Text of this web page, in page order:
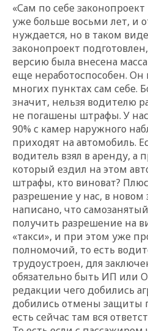
«Сам по себе
уже больше восьми лет, и
нуждается, но в таком
законопроект
версию была внесена
еще неработоспособен. Он
многих пунктах сам себе.
значит, нельзя водителю
не погашены штрафы. У
90% с камер наружного
приходят на автомобиль.
водитель взял в аренду,
который ездил на этом
штрафы, кто виноват?
разрешение у нас, в новом
написано, что
получить разрешение на
«такси», и при этом уже
полномочий, то есть
трудоустроен, для
обязательно быть ИП или
редакции чего добились
добились отмены защиты
есть сейчас там вся